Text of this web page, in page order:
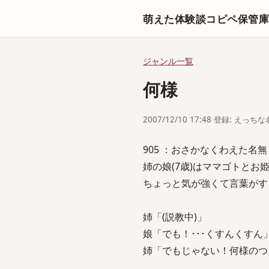
萌えた体験談コピペ保管庫
ジャンル一覧
何様
2007/12/10 17:48 登録: えっちな
905 ：おさかなくわえた名
姉の娘(7歳)はママゴトとお
ちょっと気が強くて言葉が
姉「(説教中)」
娘「でも！･･･くすんくすん
姉「でもじゃない！何様の